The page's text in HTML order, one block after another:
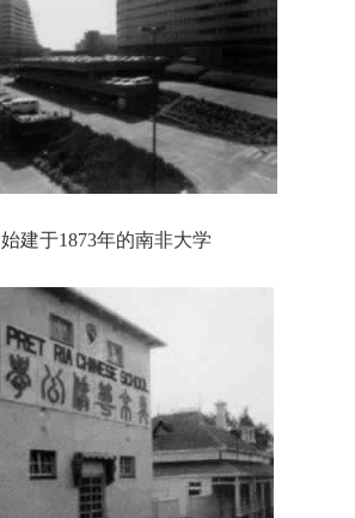
始建于1873年的南非大学